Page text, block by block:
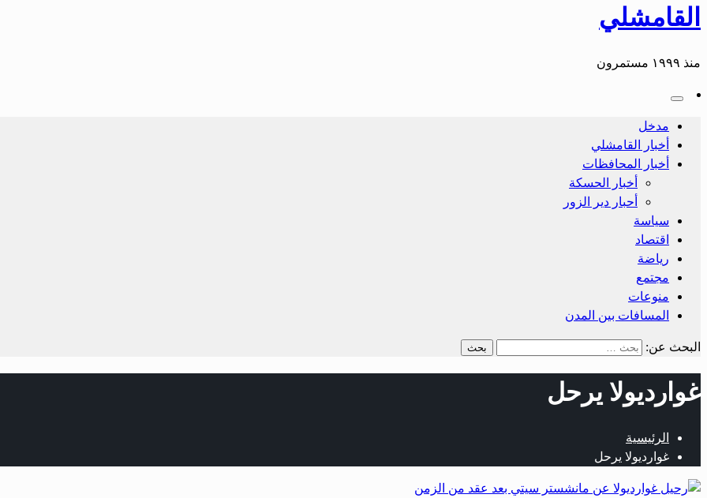
القامشلي
منذ ١٩٩٩ مستمرون
مدخل
أخبار القامشلي
أخبار المحافظات
أخبار الحسكة
أحبار دير الزور
سياسة
اقتصاد
رياضة
مجتمع
منوعات
المسافات بين المدن
البحث عن:
غوارديولا يرحل
الرئيسية
غوارديولا يرحل